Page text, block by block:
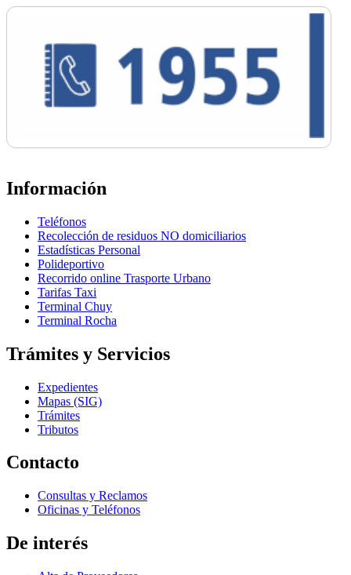
Información
Teléfonos
Recolección de residuos NO domiciliarios
Estadísticas Personal
Polideportivo
Recorrido online Trasporte Urbano
Tarifas Taxi
Terminal Chuy
Terminal Rocha
Trámites y Servicios
Expedientes
Mapas (SIG)
Trámites
Tributos
Contacto
Consultas y Reclamos
Oficinas y Teléfonos
De interés